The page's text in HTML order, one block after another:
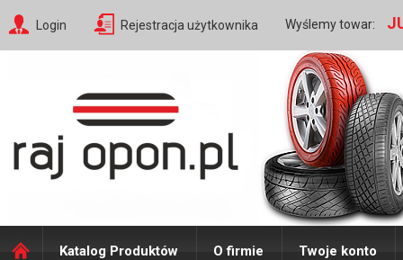
Login Rejestracja użytkownika Wyślemy towar:
Katalog Produktów O firmie Twoje konto